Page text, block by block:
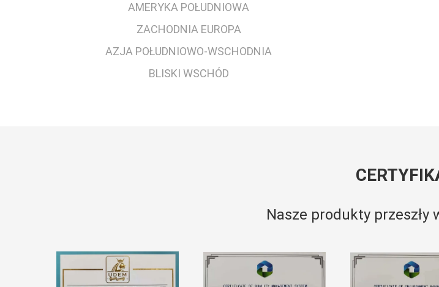
AMERYKA POŁUDNIOWA
ZACHODNIA EUROPA
AZJA POŁUDNIOWO-WSCHODNIA
BLISKI WSCHÓD
Nasze produkty przeszły